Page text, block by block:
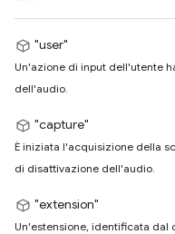
"user"
Un'azione di input dell'utente
dell'audio.
"capture"
È iniziata l'acquisizione della
di disattivazione dell'audio.
"extension"
Un'estensione, identificata dal